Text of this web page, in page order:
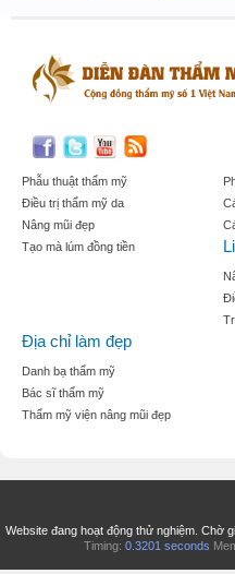
Phẫu thuật thẩm mỹ
Điều trị thẩm mỹ da
Nâng mũi đẹp
Tạo mà lúm đồng tiền
Địa chỉ làm đẹp
Danh bạ thẩm mỹ
Bác sĩ thẩm mỹ
Thẩm mỹ viện nâng mũi đẹp
Website đang hoạt động thử nghiệm. Chờ
Timing: 0.3201 seconds